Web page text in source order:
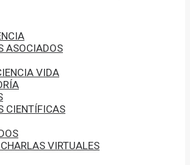
ASOCIADOS
VIDA
CIENTÍFICAS
VIRTUALES